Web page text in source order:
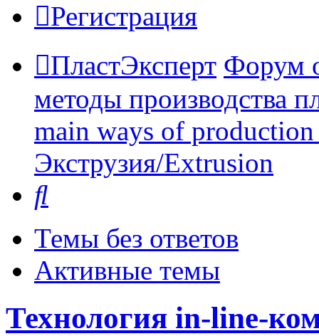
Регистрация
ПластЭксперт Форум
методы производства
main ways of
Экструзия/Extrusion
Темы без ответов
Активные темы
Технология in-line-